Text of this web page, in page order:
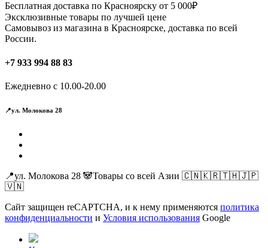
Бесплатная доставка по Красноярску от 5 000₽
Эксклюзивные товары по лучшей цене
Самовывоз из магазина в Красноярске, доставка по всей
России.
+7 933 994 88 83
Ежедневно с 10.00-20.00
📍ул. Молокова 28
📍ул. Молокова 28 🐼Товары со всей Азии 🇨🇳🇰🇷🇹🇭🇯🇵
🇻🇳
Сайт защищен reCAPTCHA, и к нему применяются политика
конфиденциальности и Условия использования Google